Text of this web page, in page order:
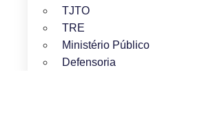
TJTO
TRE
Ministério Público
Defensoria